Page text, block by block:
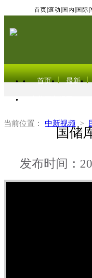
首页 滚动 国内 国际
首页 最新
当前位置： 中新视频 >
国储
发布时间：